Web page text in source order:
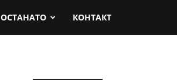
ОСТАНАТО КОНТАКТ